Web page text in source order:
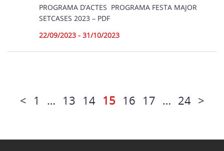
PROGRAMA D’ACTES PROGRAMA FESTA MAJOR
SETCASES 2023 – PDF
22/09/2023 - 31/10/2023
< 1 … 13 14 15 16 17 … 24 >